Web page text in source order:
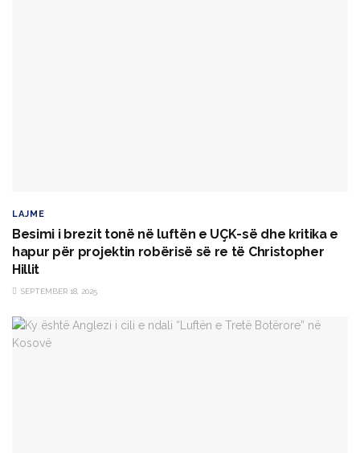
LAJME
Besimi i brezit tonë në luftën e UÇK-së dhe kritika e
hapur për projektin robërisë së re të Christopher
Hillit
SEPTEMBER 18, 2025